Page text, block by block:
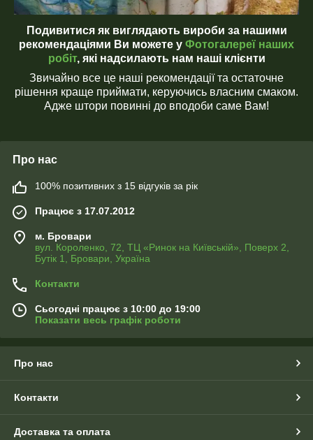
Подивитися як виглядають вироби за нашими
рекомендаціями Ви можете у Фотогалереї наших
робіт, які надсилають нам наші клієнти
Звичайно все це наші рекомендації та остаточне
рішення краще приймати, керуючись власним смаком.
Адже штори повинні до вподоби саме Вам!
Про нас
100% позитивних з 15 відгуків за рік
Працює з 17.07.2012
м. Бровари
вул. Короленко, 72, ТЦ «Ринок на Київській», Поверх 2,
Бутік 1, Бровари, Україна
Контакти
Сьогодні працює з 10:00 до 19:00
Показати весь графік роботи
Про нас
Контакти
Доставка та оплата